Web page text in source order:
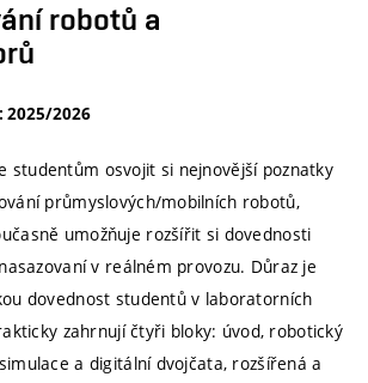
robotů a
2025/2026
studentům osvojit si nejnovější poznatky
průmyslových/mobilních robotů,
umožňuje rozšířit si dovednosti
v reálném provozu. Důraz je
dovednost studentů v laboratorních
zahrnují čtyři bloky: úvod, robotický
a digitální dvojčata, rozšířená a